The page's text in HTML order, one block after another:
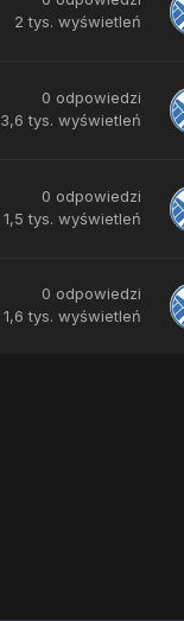
2 tys. wyświetleń
0 odpowiedzi
3,6 tys. wyświetleń
0 odpowiedzi
1,5 tys. wyświetleń
0 odpowiedzi
1,6 tys. wyświetleń